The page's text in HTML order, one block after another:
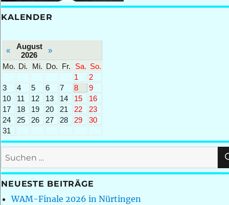
KALENDER
«
August
2026
»
Mo. Di. Mi. Do. Fr. Sa. So.
1
2
3
4 5 6 7 8
9
10
11 12 13 14 15
16
17
18 19 20 21 22
23
24
25 26 27 28 29
30
31
Suchen
nach:
NEUESTE BEITRÄGE
WAM-Finale 2026 in Nürtingen